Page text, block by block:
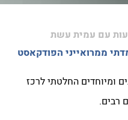
עם עמית עשת
רבים.